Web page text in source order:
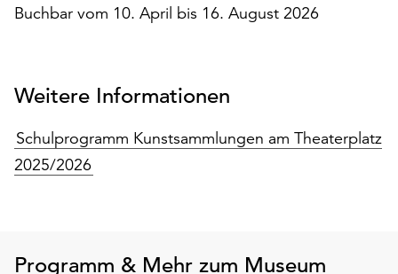
Buchbar vom 10. April bis 16. August 2026
Weitere Informationen
Schulprogramm Kunstsammlungen am Theaterplatz
2025/2026
Programm & Mehr zum Museum